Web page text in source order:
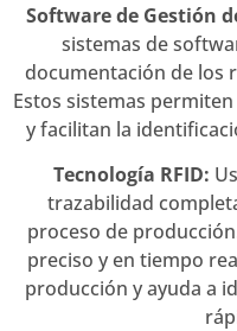
Software de Gestión
sistemas de
documentación de los
Estos sistemas
y facilitan la
Tecnología RFID:
trazabilidad
proceso de
preciso y en tiempo
producción y ayuda a